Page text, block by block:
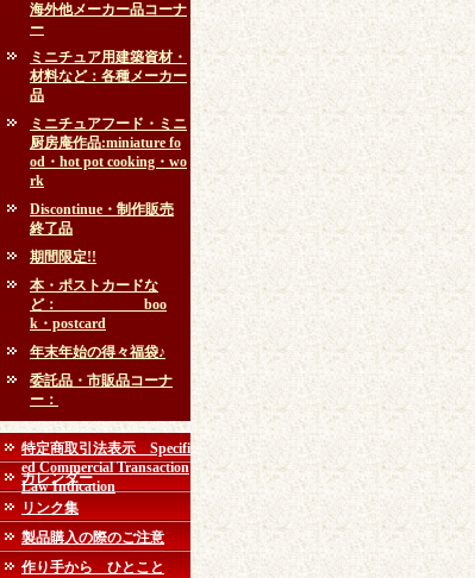
海外他メーカー品コーナ
ー
ミニチュア用建築資材・
材料など：各種メーカー
品
ミニチュアフード・ミニ
厨房庵作品:miniature fo
od・hot pot cooking・wo
rk
Discontinue・制作販売
終了品
期間限定!!
本・ポストカードな
ど： boo
k・postcard
年末年始の得々福袋♪
委託品・市販品コーナ
ー：
特定商取引法表示 Specifi
ed Commercial Transaction
Law Indication
カレンダー
リンク集
製品購入の際のご注意
作り手から ひとこと